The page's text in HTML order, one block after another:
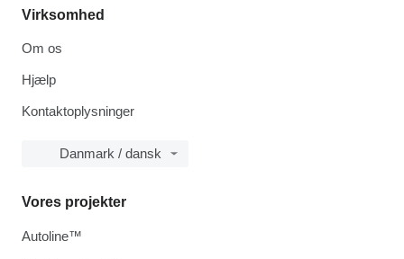
Virksomhed
Om os
Hjælp
Kontaktoplysninger
Danmark / dansk
Vores projekter
Autoline™